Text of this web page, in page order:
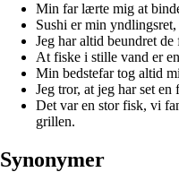
Min far lærte mig at
Sushi er min
Jeg har altid beundret
At fiske i stille vand er
Min bedstefar tog altid
Jeg tror, at jeg har set
Det var en stor fisk, vi
grillen.
Synonymer